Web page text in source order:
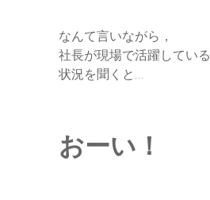
なんて言いながら，
社長が現場で活躍している
状況を聞くと…
おーい！